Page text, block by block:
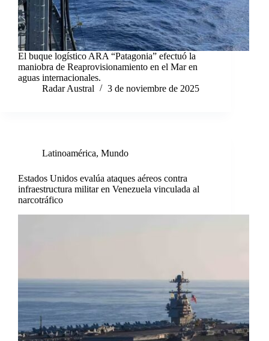
El buque logístico ARA “Patagonia” efectuó la
maniobra de Reaprovisionamiento en el Mar en
aguas internacionales.
Radar Austral
3 de noviembre de 2025
Latinoamérica, Mundo
Estados Unidos evalúa ataques aéreos contra
infraestructura militar en Venezuela vinculada al
narcotráfico